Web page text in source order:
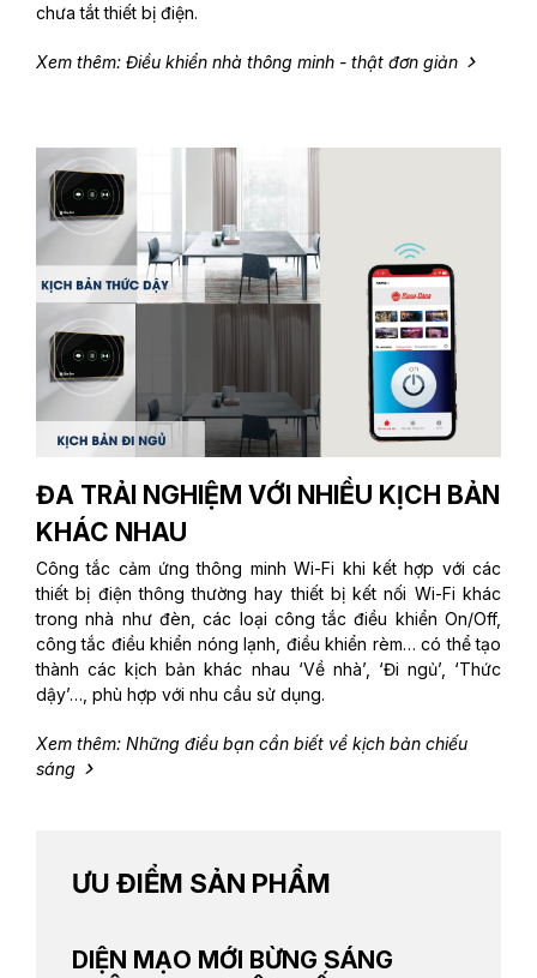
chưa tắt thiết bị điện.
Xem thêm: Điều khiển nhà thông minh - thật đơn giản
ĐA TRẢI NGHIỆM VỚI NHIỀU KỊCH BẢN
KHÁC NHAU
Công tắc cảm ứng thông minh Wi-Fi khi kết hợp với các
thiết bị điện thông thường hay thiết bị kết nối Wi-Fi khác
trong nhà như đèn, các loại công tắc điều khiển On/Off,
công tắc điều khiển nóng lạnh, điều khiển rèm… có thể tạo
thành các kịch bản khác nhau ‘Về nhà’, ‘Đi ngủ’, ‘Thức
dậy’…, phù hợp với nhu cầu sử dụng.
Xem thêm: Những điều bạn cần biết về kịch bản chiếu
sáng
ƯU ĐIỂM SẢN PHẨM
DIỆN MẠO MỚI BỪNG SÁNG